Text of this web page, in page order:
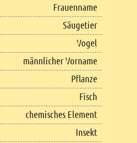
Frauenname
Säugetier
Vogel
männlicher Vorname
Pflanze
Fisch
chemisches Element
Insekt